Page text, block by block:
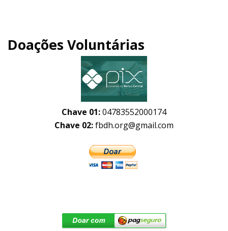
Doações Voluntárias
Chave 01:04783552000174
Chave 02:fbdh.org@gmail.com